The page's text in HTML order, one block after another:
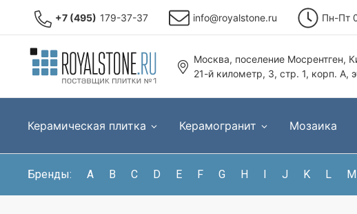
+7 (495) 179-37-37 info@royalstone.ru Пн-Пт
Москва, поселение Мосрентген,
21-й километр, 3, стр. 1, корп. А,
Керамическая плитка Керамогранит Мозаика
Бренды: A B C D E F G H I J K L M